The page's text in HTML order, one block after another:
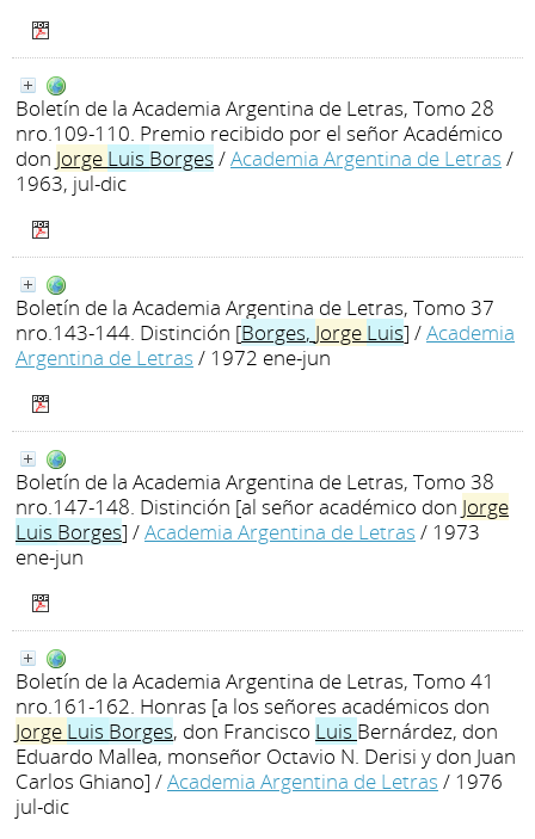
Boletín de la Academia Argentina de Letras, Tomo 28
nro.109-110. Premio recibido por el señor Académico
don Jorge Luis Borges /Academia Argentina de Letras /
1963, jul-dic
Boletín de la Academia Argentina de Letras, Tomo 37
nro.143-144. Distinción [Borges, Jorge Luis] /Academia
Argentina de Letras / 1972 ene-jun
Boletín de la Academia Argentina de Letras, Tomo 38
nro.147-148. Distinción [al señor académico don Jorge
Luis Borges] /Academia Argentina de Letras / 1973
ene-jun
Boletín de la Academia Argentina de Letras, Tomo 41
nro.161-162. Honras [a los señores académicos don
Jorge Luis Borges, don Francisco Luis Bernárdez, don
Eduardo Mallea, monseñor Octavio N. Derisi y don Juan
Carlos Ghiano] /Academia Argentina de Letras / 1976
jul-dic